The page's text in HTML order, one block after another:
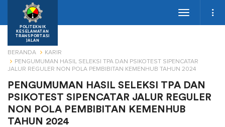
POLITEKNIK
KESELAMATAN
TRANSPORTASI
JALAN
Toggle
BERANDA
KARIR
PENGUMUMAN HASIL SELEKSI TPA DAN PSIKOTEST SIPENCATAR
JALUR REGULER NON POLA PEMBIBITAN KEMENHUB TAHUN 2024
PENGUMUMAN HASIL SELEKSI TPA DAN
PSIKOTEST SIPENCATAR JALUR REGULER
NON POLA PEMBIBITAN KEMENHUB
TAHUN 2024